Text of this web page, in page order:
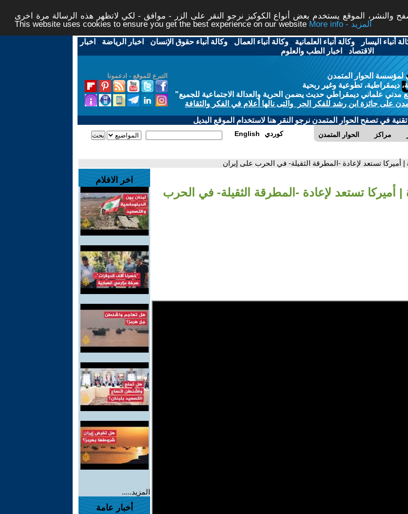
والنشر، الموقع يستخدم بعض أنواع الكوكيز نرجو النقر على الزر - موافق - لكي لاتظهر هذه الرسالة مرة اخرى -
This website uses cookies to ensure you get the best experience on our website
More info - المزيد
أنباء اليسار -وكالة أنباء العلمانية -وكالة أنباء العمال -وكالة أنباء حقوق الإنسان - اخبار الرياضة - اخبار
الاقتصاد - اخبار الطب والعلوم
التبرع للموقع - ادعمونا
لمؤسسة الحوار المتمدن
ديمقراطية، تطوعية وغير ربحية
علماني ديمقراطي حديث يضمن الحرية والعدالة الاجتماعية للجميع"
على جائزة ابن رشد للفكر الحر والتى نالها أعلام في الفكر والثقافة
في تصفح الحوار المتمدن نرجو النقر هنا لاستخدام الموقع البديل
الحوار المتمدن مراكز English كوردي
| أميركا تستعد لإعادة -المطرقة الثقيلة- في الحرب على إيران
| أميركا تستعد لإعادة -المطرقة الثقيلة- في الحرب
اخر الافلام
المزيد.....
أخبار عامة